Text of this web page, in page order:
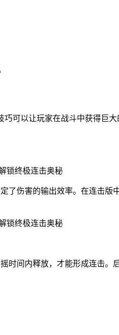
可以让玩家在战斗中获得巨
伤害的输出效率。在连击版
时间内释放，才能形成连击。